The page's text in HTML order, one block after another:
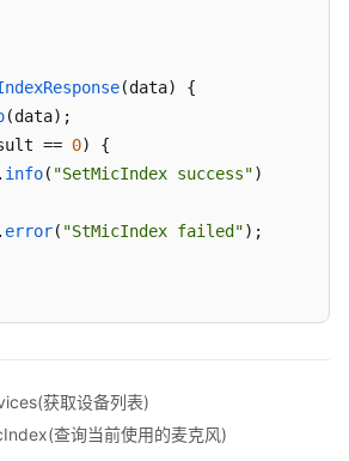
(data) {
(data);
== 0) {
. info( "SetMicIndex success")
. error( "StMicIndex failed");
获取设备列表)
查询当前使用的麦克风)